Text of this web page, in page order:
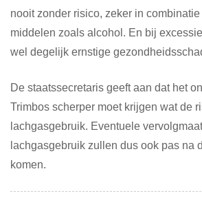
nooit zonder risico, zeker in
middelen zoals alcohol. En bij
wel degelijk ernstige
De staatssecretaris geeft aan dat het
Trimbos scherper moet krijgen wat de
lachgasgebruik. Eventuele
lachgasgebruik zullen dus ook pas na
komen.